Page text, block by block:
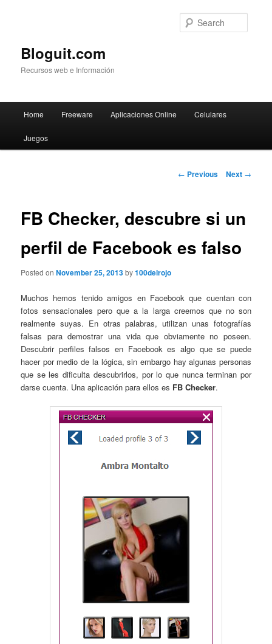
Bloguit.com
Recursos web e Información
Skip
to
Home Freeware Aplicaciones Online Celulares
Juegos
Post
← Previous Next →
FB Checker, descubre si un
perfil de Facebook es falso
Posted onNovember 25, 2013by100delrojo
Muchos hemos tenido amigos en Facebook que cuentan con
fotos sensacionales pero que a la larga creemos que no son
realmente suyas. En otras palabras, utilizan unas fotografías
falsas para demostrar una vida que obviamente no poseen.
Descubrir perfiles falsos en Facebook es algo que se puede
hacer por medio de la lógica, sin embargo hay algunas personas
que se les dificulta descubrirlos, por lo que nunca terminan por
darse cuenta. Una aplicación para ellos es FB Checker.